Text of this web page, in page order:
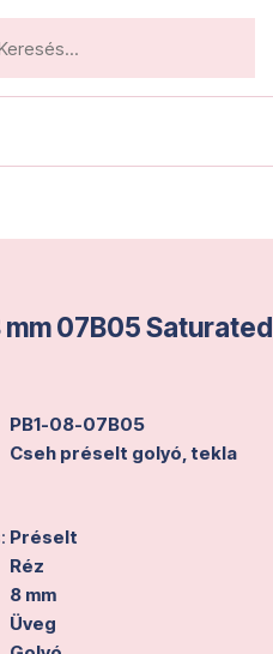
07B05 Saturated
PB1-08-07B05
Cseh préselt golyó, tekla
Préselt
Réz
8 mm
Üveg